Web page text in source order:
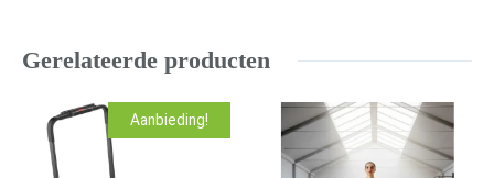
Gerelateerde producten
Aanbieding!